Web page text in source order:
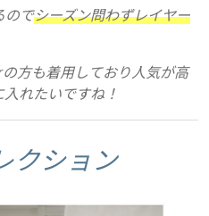
のでシーズン問わずレイヤー
方も着用しており人気が高
れたいですね！
クション